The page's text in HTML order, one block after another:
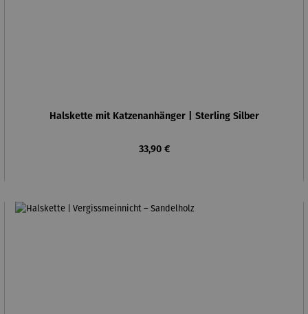
Halskette mit Katzenanhänger | Sterling Silber
Regulärer Preis:
33,90 €